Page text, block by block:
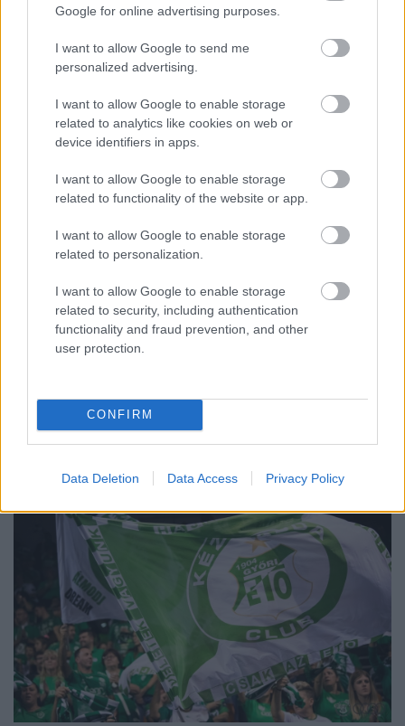
Google for online advertising purposes.
I want to allow Google to send me
personalized advertising.
I want to allow Google to enable storage
related to analytics like cookies on web or
device identifiers in apps.
I want to allow Google to enable storage
related to functionality of the website or app.
I want to allow Google to enable storage
related to personalization.
I want to allow Google to enable storage
related to security, including authentication
functionality and fraud prevention, and other
user protection.
CONFIRM
Data Deletion Data Access Privacy Policy
KIVÁLÓ PROGRAM VÁR MINDENKIT EZEN A HÉTVÉGÉN
GYŐRBEN
Középpontban a hagyományőrzés, de lesz Pogány Induló és